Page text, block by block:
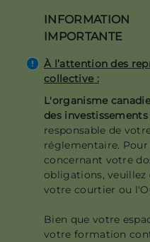
contenu
principal
INFORMATION
IMPORTANTE
À l’attention des
collective :
L'organisme
des investissements
responsable de
réglementaire.
concernant votre
obligations,
votre courtier ou
Bien que votre
votre formation